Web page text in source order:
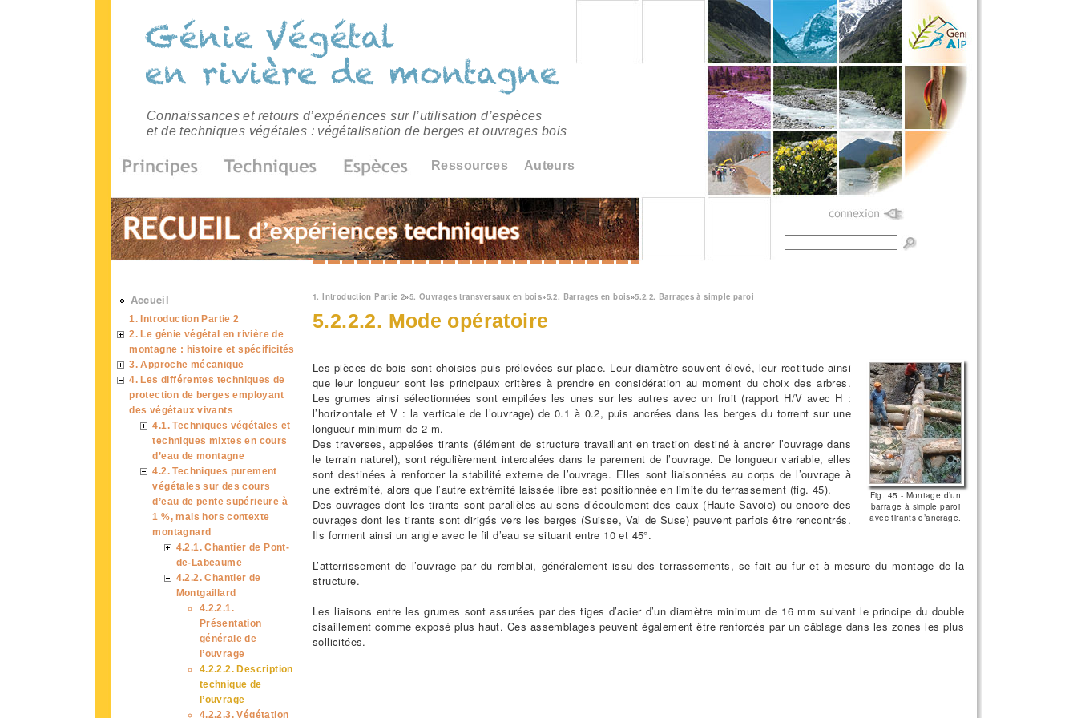
Connaissances et retours d’expériences sur l’utilisation d’espèces
et de techniques végétales : végétalisation de berges et ouvrages bois
Ressources Auteurs
Vous êtes ici
1. Introduction Partie 2»5. Ouvrages transversaux en bois»5.2. Barrages en bois»5.2.2. Barrages à simple paroi
5.2.2.2. Mode opératoire
Fig. 45 - Montage d’un
barrage à simple paroi
avec tirants d’ancrage.
Les pièces de bois sont choisies puis prélevées sur place. Leur diamètre souvent élevé, leur rectitude ainsi
que leur longueur sont les principaux critères à prendre en considération au moment du choix des arbres.
Les grumes ainsi sélectionnées sont empilées les unes sur les autres avec un fruit (rapport H/V avec H :
l’horizontale et V : la verticale de l’ouvrage) de 0.1 à 0.2, puis ancrées dans les berges du torrent sur une
longueur minimum de 2 m.
Des traverses, appelées tirants (élément de structure travaillant en traction destiné à ancrer l’ouvrage dans
le terrain naturel), sont régulièrement intercalées dans le parement de l’ouvrage. De longueur variable, elles
sont destinées à renforcer la stabilité externe de l’ouvrage. Elles sont liaisonnées au corps de l’ouvrage à
une extrémité, alors que l’autre extrémité laissée libre est positionnée en limite du terrassement (fig. 45).
Des ouvrages dont les tirants sont parallèles au sens d’écoulement des eaux (Haute-Savoie) ou encore des
ouvrages dont les tirants sont dirigés vers les berges (Suisse, Val de Suse) peuvent parfois être rencontrés.
Ils forment ainsi un angle avec le fil d’eau se situant entre 10 et 45°.
L’atterrissement de l’ouvrage par du remblai, généralement issu des terrassements, se fait au fur et à mesure du montage de la
structure.
Les liaisons entre les grumes sont assurées par des tiges d’acier d’un diamètre minimum de 16 mm suivant le principe du double
cisaillement comme exposé plus haut. Ces assemblages peuvent également être renforcés par un câblage dans les zones les plus
sollicitées.
Accueil
1. Introduction Partie 2
2. Le génie végétal en rivière de
montagne : histoire et spécificités
3. Approche mécanique
4. Les différentes techniques de
protection de berges employant
des végétaux vivants
4.1. Techniques végétales et
techniques mixtes en cours
d’eau de montagne
4.2. Techniques purement
végétales sur des cours
d’eau de pente supérieure à
1 %, mais hors contexte
montagnard
4.2.1. Chantier de Pont-
de-Labeaume
4.2.2. Chantier de
Montgaillard
4.2.2.1.
Présentation
générale de
l’ouvrage
4.2.2.2. Description
technique de
l’ouvrage
4.2.2.3. Végétation